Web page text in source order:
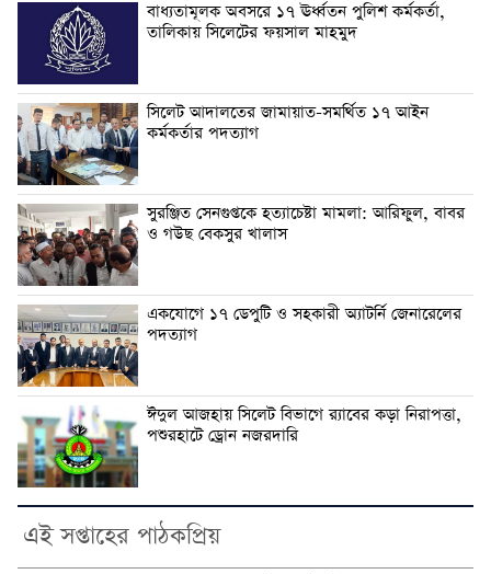
বাধ্যতামূলক অবসরে ১৭ ঊর্ধ্বতন পুলিশ কর্মকর্তা,
তালিকায় সিলেটের ফয়সাল মাহমুদ
সিলেট আদালতের জামায়াত-সমর্থিত ১৭ আইন
কর্মকর্তার পদত্যাগ
সুরঞ্জিত সেনগুপ্তকে হত্যাচেষ্টা মামলা: আরিফুল, বাবর
ও গউছ বেকসুর খালাস
একযোগে ১৭ ডেপুটি ও সহকারী অ্যাটর্নি জেনারেলের
পদত্যাগ
ঈদুল আজহায় সিলেট বিভাগে র‍্যাবের কড়া নিরাপত্তা,
পশুরহাটে ড্রোন নজরদারি
এই সপ্তাহের পাঠকপ্রিয়